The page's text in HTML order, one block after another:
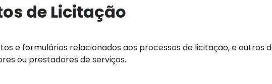
de Licitação
e formulários relacionados aos processos de licitação, e outros
ou prestadores de serviços.